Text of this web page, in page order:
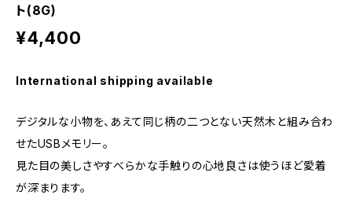
ト(8G)
¥4,400
International shipping available
デジタルな小物を、あえて同じ柄の二つとない天然木と組み合わ
せたUSBメモリー。
見た目の美しさやすべらかな手触りの心地良さは使うほど愛着
が深まります。